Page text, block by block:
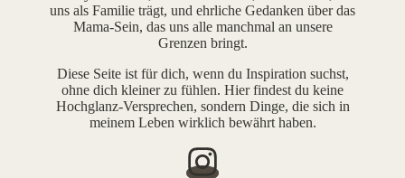
uns als Familie trägt, und ehrliche Gedanken über das
Mama-Sein, das uns alle manchmal an unsere
Grenzen bringt.
Diese Seite ist für dich, wenn du Inspiration suchst,
ohne dich kleiner zu fühlen. Hier findest du keine
Hochglanz-Versprechen, sondern Dinge, die sich in
meinem Leben wirklich bewährt haben.